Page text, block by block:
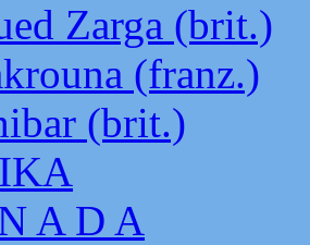
Zarga (brit.)
(franz.)
(brit.)
A D A